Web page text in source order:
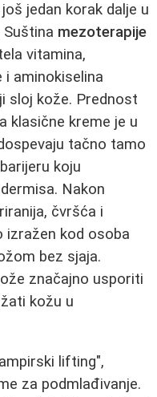
jedan korak dalje u
mezoterapije
vitamina,
i aminokiselina
sloj kože. Prednost
klasične kreme je u
tačno tamo
koju
Nakon
čvršća i
izražen kod osoba
bez sjaja.
značajno usporiti
kožu u
lifting",
za podmlađivanje.